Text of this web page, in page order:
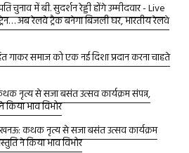
चुनाव में बी. सुदर्शन रेड्डी होंगे उम्मीदवार - Live
अब रेलवे ट्रैक बनेगा बिजली घर, भारतीय रेलवे
गाकर समाज को एक नई दिशा प्रदान करना चाहते
नृत्य से सजा बसंत उत्सव कार्यक्रम संपन्न,
ने किया भाव विभोर
कथक नृत्य से सजा बसंत उत्सव कार्यक्रम
ने किया भाव विभोर